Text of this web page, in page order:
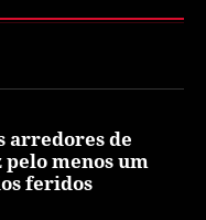
arredores de
pelo menos um
feridos